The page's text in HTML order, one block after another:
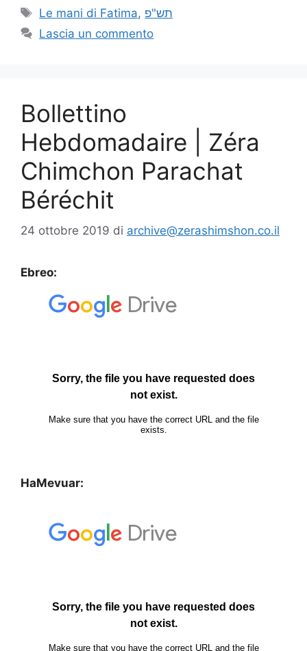
Le mani di Fatima, תש"פ
Lascia un commento
Bollettino
Hebdomadaire | Zéra
Chimchon Parachat
Béréchit
24 ottobre 2019 di archive@zerashimshon.co.il
Ebreo:
HaMevuar: